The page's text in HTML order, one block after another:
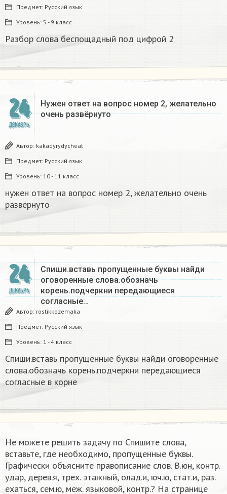
Предмет: Русский язык
Уровень: 5 - 9 класс
Разбор слова беспощадный под цифрой 2
24
ДЕКАБРЬ
Нужен ответ на вопрос номер 2, желательно
очень развёрнуто
Автор: kakadyrydycheat
Предмет: Русский язык
Уровень: 10 - 11 класс
нужен ответ на вопрос номер 2, желательно очень
развёрнуто
24
ДЕКАБРЬ
Спиши.вставь пропущенные буквы найди
оговоренные слова.обозначь
корень.подчеркни передающиеся
согласные…
Автор: rostikkozemaka
Предмет: Русский язык
Уровень: 1 - 4 класс
Спиши.вставь пропущенные буквы найди оговоренные
слова.обозначь корень.подчеркни передающиеся
согласные в корне
Не можете решить задачу по Спишите слова,
вставьте, где необходимо, пропущенные буквы.
Графически объясните правописание слов. В.юн, контр.
удар, дерев.я, трех. этажный, олад.и, юч.ю, стат.и, раз.
ехаться, сем.ю, меж. языковой, контр.? На странице